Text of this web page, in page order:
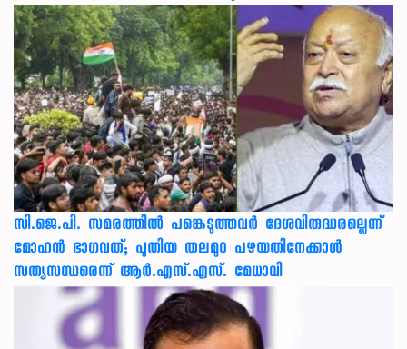
സി.ജെ.പി. സമരത്തിൽ പങ്കെടുത്തവർ ദേശവിരുദ്ധരല്ലെന്ന്
മോഹൻ ഭാഗവത്; പുതിയ തലമുറ പഴയതിനേക്കാൾ
സത്യസന്ധരെന്ന് ആർ.എസ്.എസ്. മേധാവി